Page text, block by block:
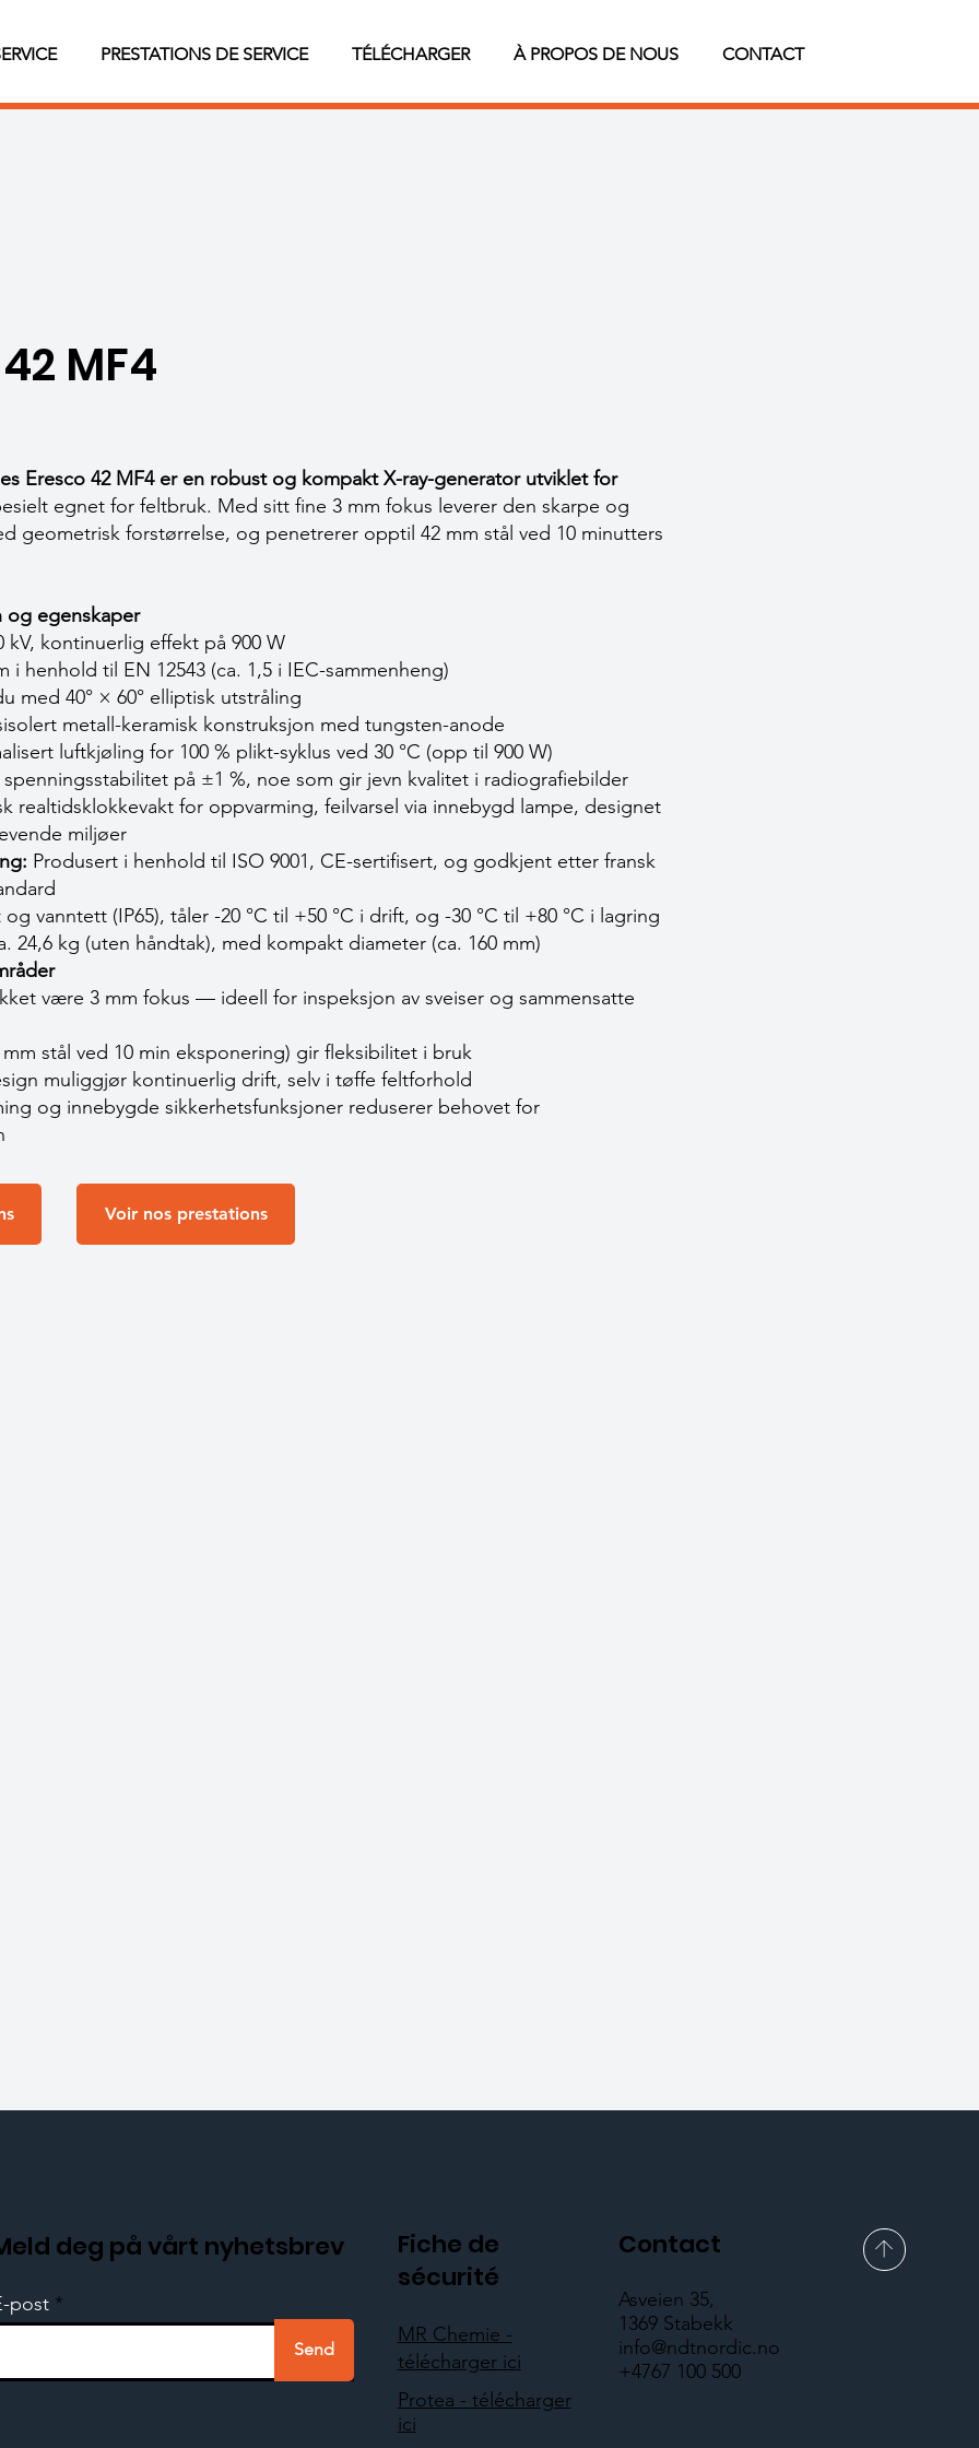
PRESTATIONS DE SERVICE TÉLÉCHARGER À PROPOS DE NOUS CONTACT
MF4
Eresco 42 MF4 er en robust og kompakt X-ray-generator utviklet for
egnet for feltbruk. Med sitt fine 3 mm fokus leverer den skarpe og
geometrisk forstørrelse, og penetrerer opptil 42 mm stål ved 10 minutters
og egenskaper
kV, kontinuerlig effekt på 900 W
i henhold til EN 12543 (ca. 1,5 i IEC-sammenheng)
med 40° × 60° elliptisk utstråling
metall-keramisk konstruksjon med tungsten-anode
luftkjøling for 100 % plikt-syklus ved 30 °C (opp til 900 W)
på ±1 %, noe som gir jevn kvalitet i radiografiebilder
realtidsklokkevakt for oppvarming, feilvarsel via innebygd lampe, designet
miljøer
Produsert i henhold til ISO 9001, CE-sertifisert, og godkjent etter fransk
vanntett (IP65), tåler -20 °C til +50 °C i drift, og -30 °C til +80 °C i lagring
24,6 kg (uten håndtak), med kompakt diameter (ca. 160 mm)
være 3 mm fokus — ideell for inspeksjon av sveiser og sammensatte
stål ved 10 min eksponering) gir fleksibilitet i bruk
muliggjør kontinuerlig drift, selv i tøffe feltforhold
og innebygde sikkerhetsfunksjoner reduserer behovet for
Voir nos prestations
Fiche de
sécurité
MR Chemie -
télécharger ici
Protea - télécharger
ici
Contact
Asveien 35,
1369 Stabekk
info@ndtnordic.no
+4767 100 500
deg på vårt nyhetsbrev
post
Send